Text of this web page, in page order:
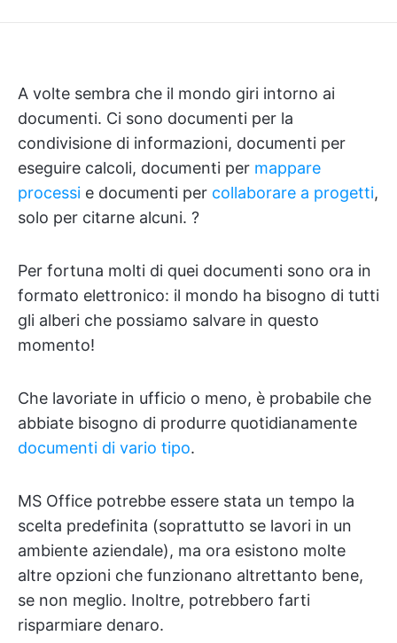
A volte sembra che il mondo giri intorno ai
documenti. Ci sono documenti per la
condivisione di informazioni, documenti per
eseguire calcoli, documenti per mappare
processi e documenti per collaborare a progetti,
solo per citarne alcuni. ?
Per fortuna molti di quei documenti sono ora in
formato elettronico: il mondo ha bisogno di tutti
gli alberi che possiamo salvare in questo
momento!
Che lavoriate in ufficio o meno, è probabile che
abbiate bisogno di produrre quotidianamente
documenti di vario tipo.
MS Office potrebbe essere stata un tempo la
scelta predefinita (soprattutto se lavori in un
ambiente aziendale), ma ora esistono molte
altre opzioni che funzionano altrettanto bene,
se non meglio. Inoltre, potrebbero farti
risparmiare denaro.